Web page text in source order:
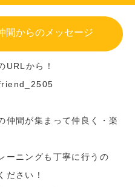
間からのメッセージ
URLから！
仲間が集まって仲良く・楽
ーニングも丁寧に行うの
ださい！